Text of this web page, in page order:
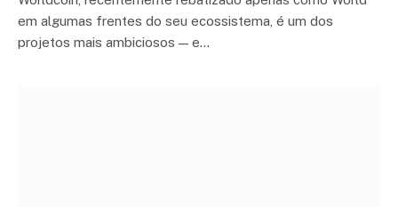
em algumas frentes do seu ecossistema, é um dos
projetos mais ambiciosos — e…